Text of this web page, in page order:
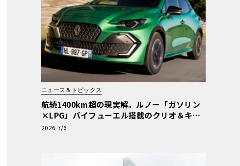
ニュース＆トピックス
航続1400km超の現実解。ルノー「ガソリン
×LPG」バイフューエル搭載のクリオ＆キャ
プチャーが示す真価
2026 7/6